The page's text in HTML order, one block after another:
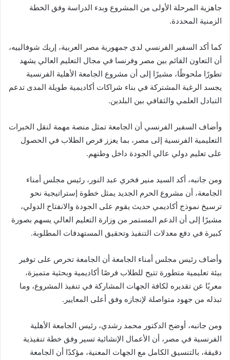
جاهزية المرحلة الأولى من المشروع وبدء الدراسة وفق الخطة
الزمنية المحددة.
كما أكد السفير الفرنسي لدى جمهورية مصر العربية، إريك شوفالييه،
أن التعاون القائم بين مصر وفرنسا في مجال التعليم العالي يشهد
تطورًا ملحوظًا، مشيرًا إلى أن مشروع الجامعة الأهلية الفرنسية
يجسد الرغبة المشتركة في بناء شراكات أكاديمية طويلة المدى تدعم
التبادل العلمي والثقافي بين البلدين.
وأضاف السفير الفرنسي أن الجامعة تمثل منصة مهمة لنقل الخبرات
التعليمية الفرنسية إلى مصر، بما يعزز فرص الطلاب في الحصول
على تعليم دولي عالي الجودة داخل وطنهم.
ومن جانبه، أكد السيد منير فخري عبد النور، رئيس مجلس أمناء
الجامعة، أن مشروع الحرم الجديد يمثل خطوة إستراتيجية نحو
ترسيخ نموذج أكاديمي حديث يقوم على الجودة والانفتاح الدولي،
مشيرًا إلى أن الدعم المستمر من وزارة التعليم العالي يسهم بصورة
كبيرة في دفع معدلات التنفيذ وتحقيق المستهدفات المطلوبة.
وأضاف رئيس مجلس أمناء الجامعة أن الجامعة تحرص على توفير
بيئة تعليمية متطورة تتيح للطلاب فرصًا أكاديمية وبحثية متميزة،
معربًا عن تقديره لكافة الجهات المشاركة في تنفيذ المشروع، وما
تبذله من جهود متواصلة لإنجازه وفق أعلى المعايير.
ومن جانبه، أوضح الدكتور محمد رشدي، رئيس الجامعة الأهلية
الفرنسية في مصر، أن الأعمال الإنشائية تسير وفق خطة تنفيذية
دقيقة، بالتنسيق الكامل مع الجهات المعنية، مؤكدًا أن الجامعة